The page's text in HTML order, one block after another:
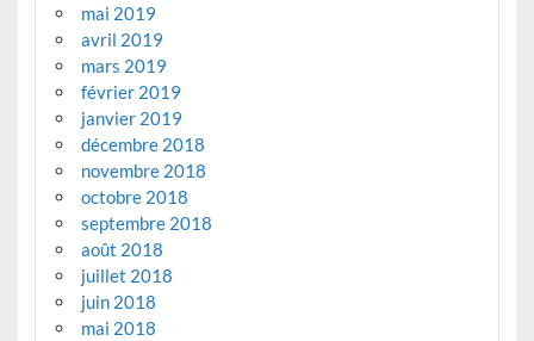
mai 2019
avril 2019
mars 2019
février 2019
janvier 2019
décembre 2018
novembre 2018
octobre 2018
septembre 2018
août 2018
juillet 2018
juin 2018
mai 2018